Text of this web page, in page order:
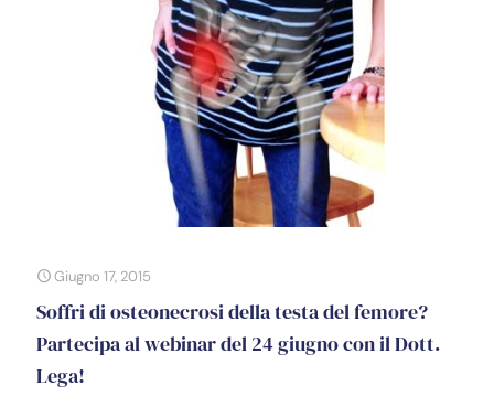
Giugno 17, 2015
Soffri di osteonecrosi della testa del femore?
Partecipa al webinar del 24 giugno con il Dott.
Lega!